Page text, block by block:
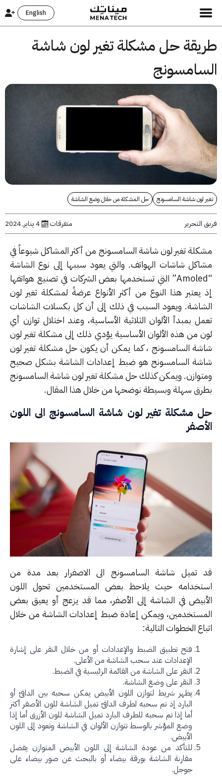
English
حل مشكلة تغير لون شاشة
لون شاشة السامسونج حل المشكلة من خلال وضع الشاشة
متفرقات 4 يناير, 2024
تغير لون شاشة السامسونج من أكثر المشاكل شيوعاً في
شاشات الهواتف. والتي يعود سببها إلى نوع الشاشة
“Amoled” التي تستخدمها بعض الشركات في تصنيع هواتفها
يعتبر هذا النوع من أكثر الأنواع عرضةً لمشكلة تغير لون
ويعود السبب في ذلك إلى أن كل بكسلات الشاشات
بمبدأ الألوان الثلاثية الأساسية، وعند اختلال توازن أي
من هذه الألوان الأساسية يؤدي ذلك إلى مشكلة تغير لون
السامسونج ، كما يمكن أن يكون حل مشكلة تغير لون
السامسونج هو ضبط إعدادات الشاشة بشكل صحيح
ويمكن كذلك حل مشكلة تغير لون شاشة السامسونج
سهلة وبسيطة نوضحها من خلال هذا المقال.
مشكلة تغير لون شاشة السامسونج الى اللون
تميل شاشة السامسونج الى الاصفرار بعد مدة من
حيث يلاحظ بعض المستخدمين تحول اللون
في الشاشة إلى الأصفر، مما قد يزعج أو يعيق بعض
ويمكن إعادة ضبط إعدادات الشاشة من خلال
الخطوات التالية:
فتح تطبيق الضبط والإعدادات أو من خلال النقر على إشارة
الإعدادات عند سحب الشاشة من الأعلى.
النقر على الشاشة من القائمة الرئيسية في الضبط.
النقر على وضع الشاشة.
يظهر شريط لتوازن اللون الأبيض يمكن سحبه بين الدافئ أو
البارد إذ تم سحبه لطرف الدافئ تميل الشاشة للون الأصفر أكثر
أما إذا تم سحبه للطرف البارد تميل الشاشة للون الأزرق أما إذا
وضع المؤشر بالوسط تتوازن الألوان في الشاشة وتعود إلى اللون
الأبيض.
للتأكد من عودة الشاشة إلى اللون الأبيض المتوازن يفضل
مقارنة الشاشة بورقة بيضاء أو بالبحث عن صور بيضاء على
جوجل.